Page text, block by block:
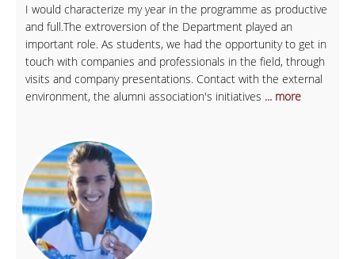
I would characterize my year in the programme as productive
and full.The extroversion of the Department played an
important role. As students, we had the opportunity to get in
touch with companies and professionals in the field, through
visits and company presentations. Contact with the external
environment, the alumni association's initiatives ... more